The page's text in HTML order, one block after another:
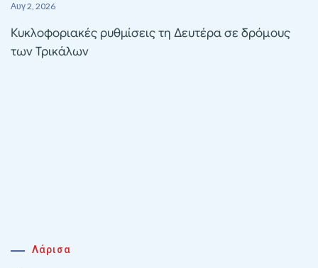
Αυγ 2, 2026
Κυκλοφοριακές ρυθμίσεις τη Δευτέρα σε δρόμους
των Τρικάλων
Λάρισα